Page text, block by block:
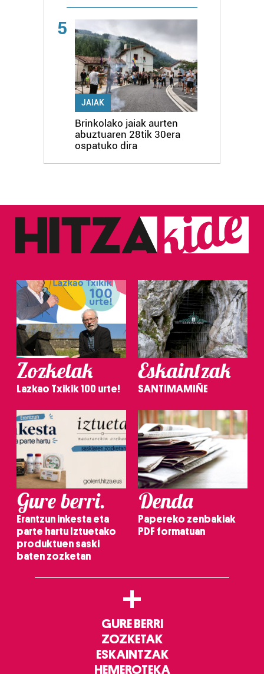
5
JAIAK
Brinkolako jaiak aurten
abuztuaren 28tik 30era
ospatuko dira
Zozketak
Lazkao Txikik 100 urte!
Eskaintzak
SANTIMAMIÑE
Gure berri.
Erantzun inkesta eta
parte hartu Iztuetako
produktuen saski
baten zozketan
Denda
Papereko zenbakiak
PDF formatuan
+
GURE BERRI
ZOZKETAK
ESKAINTZAK
HEMEROTEKA